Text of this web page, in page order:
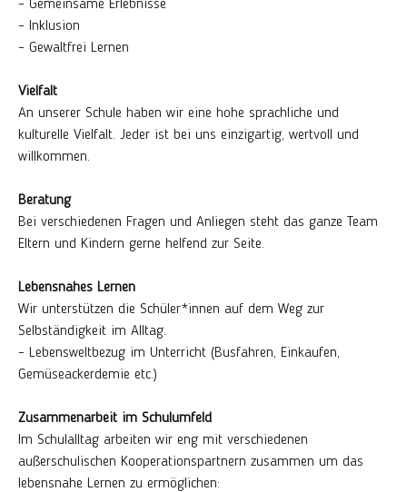
– Gemeinsame Erlebnisse
– Inklusion
– Gewaltfrei Lernen
Vielfalt
An unserer Schule haben wir eine hohe sprachliche und
kulturelle Vielfalt. Jeder ist bei uns einzigartig, wertvoll und
willkommen.
Beratung
Bei verschiedenen Fragen und Anliegen steht das ganze Team
Eltern und Kindern gerne helfend zur Seite.
Lebensnahes Lernen
Wir unterstützen die Schüler*innen auf dem Weg zur
Selbständigkeit im Alltag.
– Lebensweltbezug im Unterricht (Busfahren, Einkaufen,
Gemüseackerdemie etc.)
Zusammenarbeit im Schulumfeld
Im Schulalltag arbeiten wir eng mit verschiedenen
außerschulischen Kooperationspartnern zusammen um das
lebensnahe Lernen zu ermöglichen: